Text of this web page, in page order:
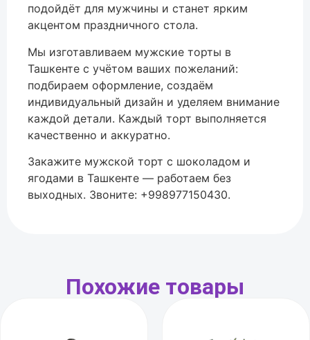
подойдёт для мужчины и станет ярким
акцентом праздничного стола.
Мы изготавливаем мужские торты в
Ташкенте с учётом ваших пожеланий:
подбираем оформление, создаём
индивидуальный дизайн и уделяем внимание
каждой детали. Каждый торт выполняется
качественно и аккуратно.
Закажите мужской торт с шоколадом и
ягодами в Ташкенте — работаем без
выходных. Звоните: +998977150430.
Похожие товары